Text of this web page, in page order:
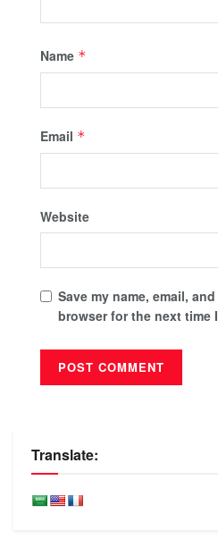
Name *
Email *
Website
Save my name, email,
browser for the next time
Translate: